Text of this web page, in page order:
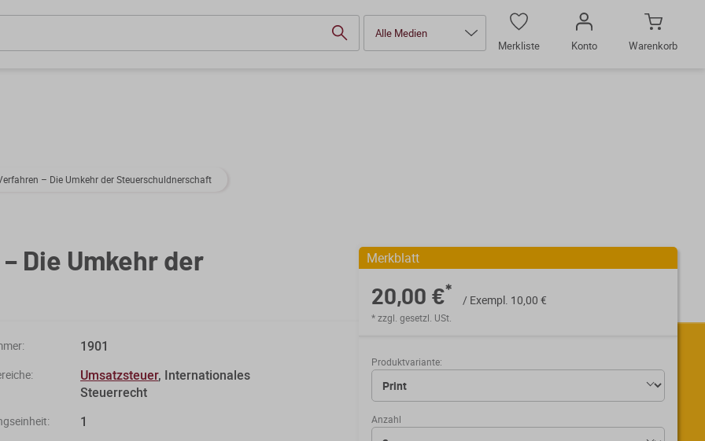
Alle Medien
Merkliste
Konto Warenkorb
– Die Umkehr der Steuerschuldnerschaft
Die Umkehr der
1901
Umsatzsteuer, Internationales
Steuerrecht
1
Merkblatt
20,00 €*
/ Exempl. 10,00 €
* zzgl. gesetzl. USt.
Produktvariante:
Anzahl